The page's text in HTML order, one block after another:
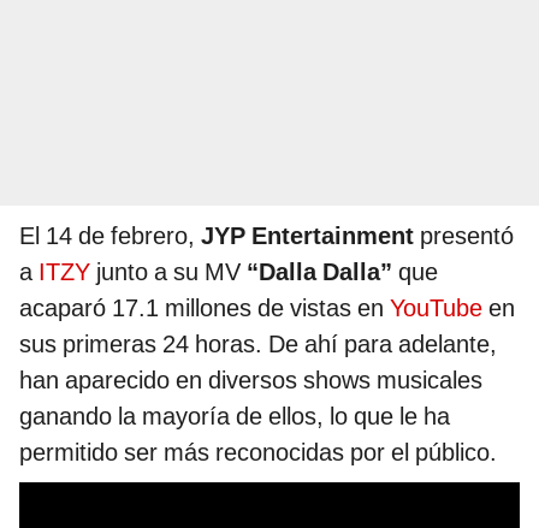
El 14 de febrero, JYP Entertainment presentó
a ITZY junto a su MV “Dalla Dalla” que
acaparó 17.1 millones de vistas en YouTube en
sus primeras 24 horas. De ahí para adelante,
han aparecido en diversos shows musicales
ganando la mayoría de ellos, lo que le ha
permitido ser más reconocidas por el público.